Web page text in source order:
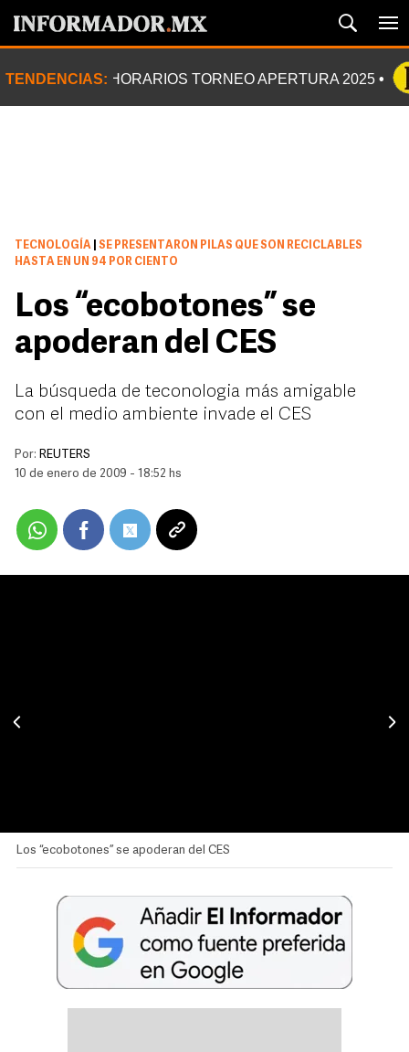
TENDENCIAS: HORARIOS TORNEO APERTURA 2025
TECNOLOGÍA
SE PRESENTARON PILAS QUE SON RECICLABLES
HASTA EN UN 94 POR CIENTO
Los “ecobotones” se
apoderan del CES
La búsqueda de teconologia más amigable
con el medio ambiente invade el CES
Por: REUTERS
10 de enero de 2009 - 18:52 hs
Los “ecobotones” se apoderan del CES